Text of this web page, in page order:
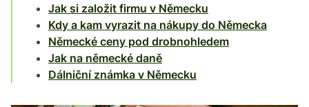
Jak si založit firmu v Německu
Kdy a kam vyrazit na nákupy do Německa
Německé ceny pod drobnohledem
Jak na německé daně
Dálniční známka v Německu